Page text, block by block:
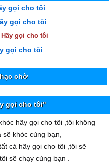
gọi cho tôi
gọi cho tôi
Hãy gọi cho tôi
gọi cho tôi
chờ
gọi cho tôi"
hãy gọi cho tôi ,tôi không
khóc cùng bạn,
cả hãy gọi cho tôi ,tôi sẽ
sẽ chạy cùng bạn .